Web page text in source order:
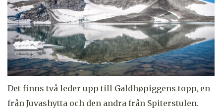
Det finns två leder upp till Galdhøpiggens topp, en
från Juvashytta och den andra från Spiterstulen.